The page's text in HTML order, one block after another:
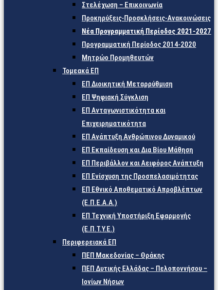
Στελέχωση – Επικοινωνία
Προκηρύξεις-Προσκλήσεις-Ανακοινώσεις
Νέα Προγραμματική Περίοδος 2021-2027
Προγραμματική Περίοδος 2014-2020
Μητρώο Προμηθευτών
Τομεακά ΕΠ
ΕΠ Διοικητική Μεταρρύθμιση
ΕΠ Ψηφιακή Σύγκλιση
ΕΠ Ανταγωνιστικότητα και
Επιχειρηματικότητα
ΕΠ Ανάπτυξη Ανθρώπινου Δυναμικού
ΕΠ Εκπαίδευση και Δια Βίου Μάθηση
ΕΠ Περιβάλλον και Αειφόρος Ανάπτυξη
ΕΠ Ενίσχυση της Προσπελασιμότητας
ΕΠ Εθνικό Αποθεματικό Απροβλέπτων
(Ε.Π.Ε.Α.Α.)
ΕΠ Τεχνική Υποστήριξη Εφαρμογής
(Ε.Π.Τ.Υ.Ε.)
Περιφερειακά ΕΠ
ΠΕΠ Μακεδονίας – Θράκης
ΠΕΠ Δυτικής Ελλάδας – Πελοποννήσου –
Ιονίων Νήσων